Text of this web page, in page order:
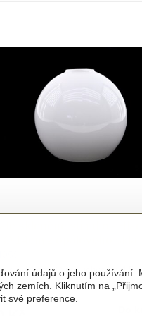
14 cm, ∅ pro uchycení 4,5
údajů o jeho používání.
zemích. Kliknutím na
své preference.